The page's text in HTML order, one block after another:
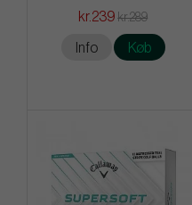
kr.239 kr.289
Info Køb